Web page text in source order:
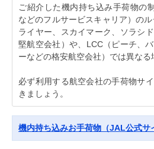
ご紹介した機内持ち込み手荷物の
などのフルサービスキャリア）の
ライヤー、スカイマーク、ソラシ
堅航空会社）や、LCC（ピーチ、
ーなどの格安航空会社）では異なる
必ず利用する航空会社の手荷物サ
きましょう。
機内持ち込みお手荷物（JAL公式サ